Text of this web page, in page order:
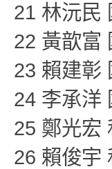
21 林沅民
22 黃歆富
23 賴建彰
24 李承洋
25 鄭光宏
26 賴俊宇